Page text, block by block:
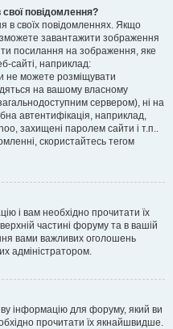
повідомлення?
в своїх повідомленнях. Якщо
завантажити зображення
посилання на зображення, яке
сайті, наприклад:
не можете розміщувати
на вашому власному
сервером), ні на
автентифікація, наприклад,
захищені паролем сайти і т.п..
скористайтесь тегом
і вам необхідно прочитати їх
частині форуму та в вашій
вами важливих оголошень
адміністратором.
інформацію для форуму, який ви
прочитати їх якнайшвидше.